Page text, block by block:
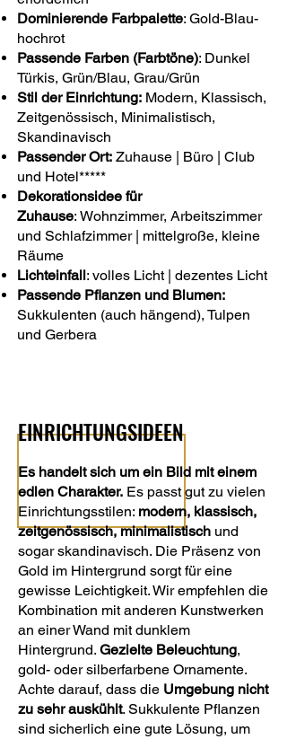
EINRICHTUNGSIDEEN
Es handelt sich um ein Bild mit einem
edlen Charakter. Es passt gut zu vielen
Einrichtungsstilen: modern, klassisch,
zeitgenössisch, minimalistisch und
sogar skandinavisch. Die Präsenz von
Gold im Hintergrund sorgt für eine
gewisse Leichtigkeit. Wir empfehlen die
Kombination mit anderen Kunstwerken
an einer Wand mit dunklem
Hintergrund. Gezielte Beleuchtung,
gold- oder silberfarbene Ornamente.
Achte darauf, dass die Umgebung nicht
zu sehr auskühlt. Sukkulente Pflanzen
sind sicherlich eine gute Lösung, um
Dominierende Farbpalette: Gold-Blau-
hochrot
Passende Farben (Farbtöne): Dunkel
Türkis, Grün/Blau, Grau/Grün
Stil der Einrichtung: Modern, Klassisch,
Zeitgenössisch, Minimalistisch,
Skandinavisch
Passender Ort: Zuhause | Büro | Club
und Hotel*****
Dekorationsidee für
Zuhause: Wohnzimmer, Arbeitszimmer
und Schlafzimmer | mittelgroße, kleine
Räume
Lichteinfall: volles Licht | dezentes Licht
Passende Pflanzen und Blumen:
Sukkulenten (auch hängend), Tulpen
und Gerbera